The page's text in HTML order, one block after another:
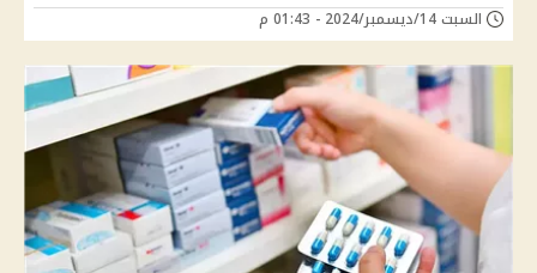
السبت 14/ديسمبر/2024 - 01:43 م